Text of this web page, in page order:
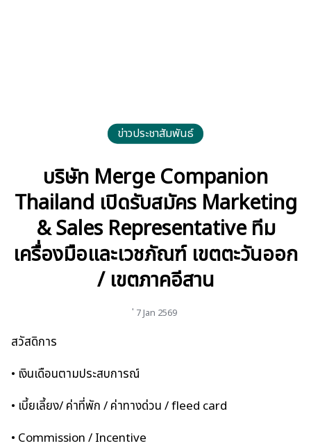
ข่าวประชาสัมพันธ์
บริษัท Merge Companion
Thailand เปิดรับสมัคร Marketing
& Sales Representative ทีม
เครื่องมือและเวชภัณฑ์ เขตตะวันออก
/ เขตภาคอีสาน
่ 7 Jan 2569
สวัสดิการ
• เงินเดือนตามประสบการณ์
• เบี้ยเลี้ยง/ ค่าที่พัก / ค่าทางด่วน / fleed card
• Commission / Incentive